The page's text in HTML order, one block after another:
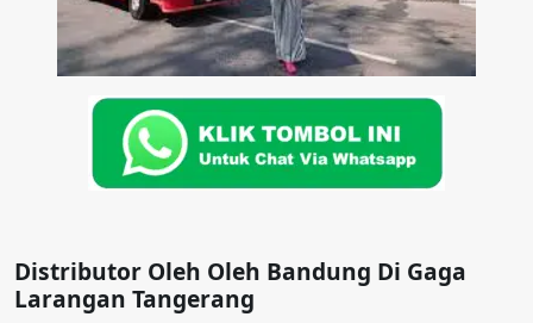
Distributor Oleh Oleh Bandung Di Gaga
Larangan Tangerang